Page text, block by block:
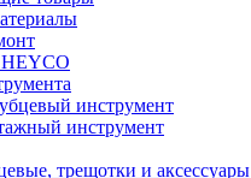
инструмент
инструмент
трещотки и аксессуары